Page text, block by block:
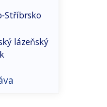
Stříbrsko
lázeňský